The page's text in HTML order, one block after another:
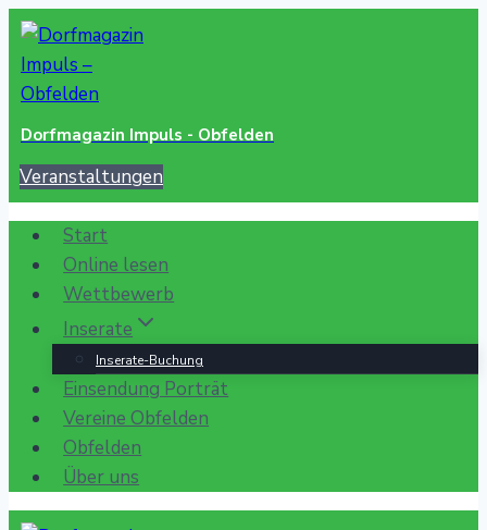
Zum
Inhalt
springen
Dorfmagazin Impuls - Obfelden
Veranstaltungen
Start
Online lesen
Wettbewerb
Inserate
Inserate-Buchung
Einsendung Porträt
Vereine Obfelden
Obfelden
Über uns